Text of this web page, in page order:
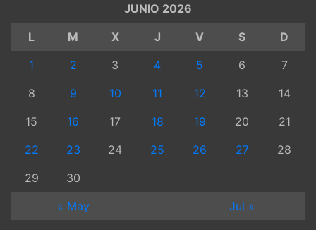
JUNIO 2026
L
M X J V S
D
1
2 3 4 5 6
7
8
9 10 11 12 13
14
15
16 17 18 19 20
21
22
23 24 25 26 27
28
29
30
« May
Jul »